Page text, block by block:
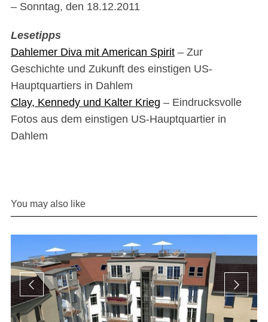
– Sonntag, den 18.12.2011
Lesetipps
Dahlemer Diva mit American Spirit– Zur
Geschichte und Zukunft des einstigen US-
Hauptquartiers in Dahlem
Clay, Kennedy und Kalter Krieg – Eindrucksvolle
Fotos aus dem einstigen US-Hauptquartier in
Dahlem
You may also like